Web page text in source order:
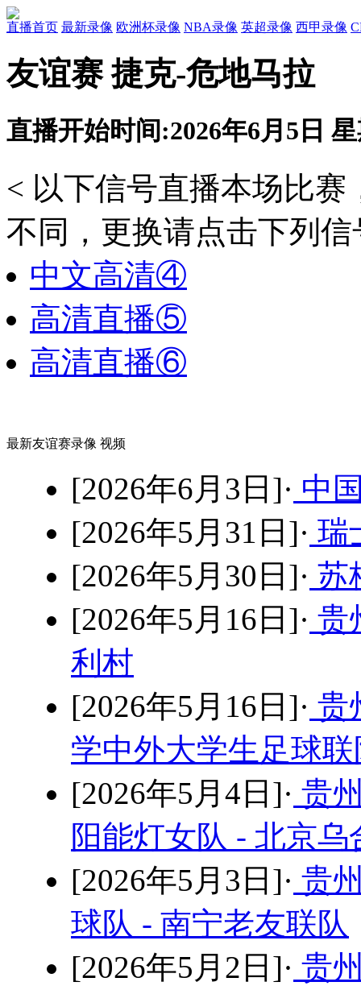
直播首页 最新录像 欧洲杯录像 NBA录像 英超录像 西甲录像
友谊赛 捷克-危地马拉
直播开始时间:2026年6月5日
< 以下信号直播本场比
不同，更换请点击下列信
中文高清④
高清直播⑤
高清直播⑥
最新友谊赛录像 视频
[2026年6月3日]· 中
[2026年5月31日]· 瑞
[2026年5月30日]· 苏
[2026年5月16日]· 贵
利村
[2026年5月16日]· 贵
学中外大学生足球
[2026年5月4日]· 贵
阳能灯女队 - 北京
[2026年5月3日]· 贵
球队 - 南宁老友联队
[2026年5月2日]· 贵